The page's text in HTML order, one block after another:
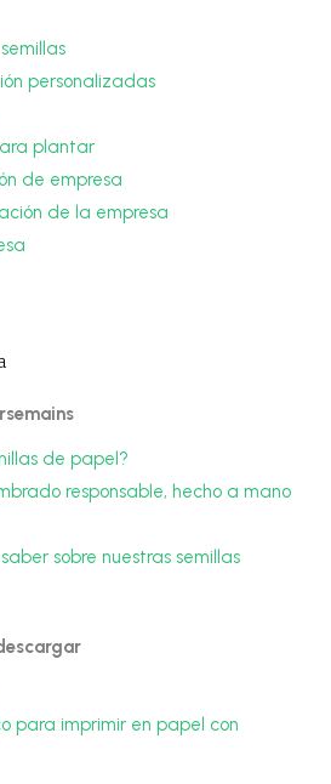
personalizadas
plantar
de empresa
de la empresa
de papel?
responsable, hecho a mano
sobre nuestras semillas
para imprimir en papel con